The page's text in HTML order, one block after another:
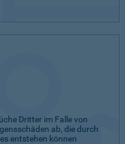
Dritter im Falle von
ab, die durch
entstehen können